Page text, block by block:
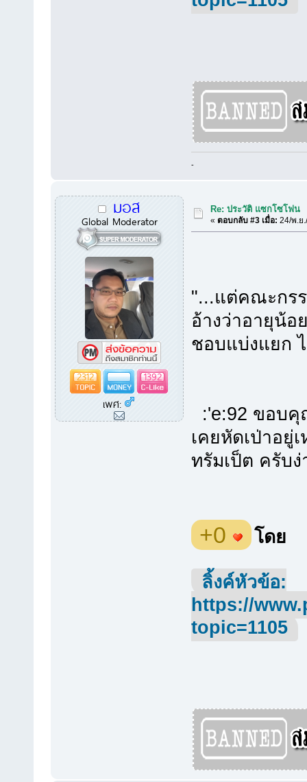
-
มอส
Global Moderator
2312
1392
เพศ:
Re: ประวัติ แซกโซโฟน
«ตอบกลับ #3 เมื่อ: 24/พ.ย
"...แต่คณะกรร
อ้างว่าอายุน้
ชอบแบ่งแยก
:'e:92 ขอบ
เคยหัดเป่าอยู่
ทรัมเป็ต ครับ
+0 โดย
ลิ้งค์หัวข้อ:
https://
topic=1105